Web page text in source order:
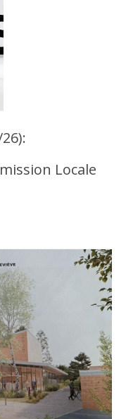
Locale